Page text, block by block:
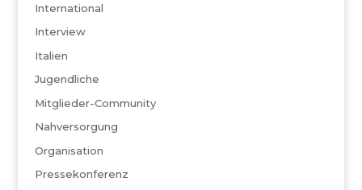
International
Interview
Italien
Jugendliche
Mitglieder-Community
Nahversorgung
Organisation
Pressekonferenz